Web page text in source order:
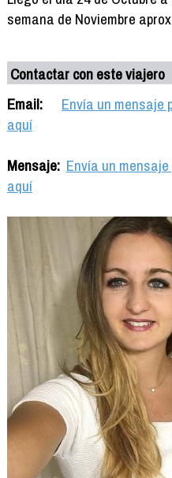
semana de Noviembre
Contactar con este viajero
Email:
Envía un mensaje
aquí
Mensaje: Envía un
aquí